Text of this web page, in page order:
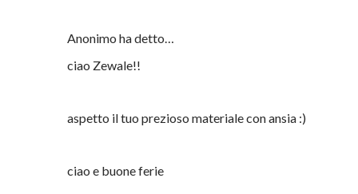
Anonimo ha detto…
ciao Zewale!!
aspetto il tuo prezioso materiale con ansia :)
ciao e buone ferie